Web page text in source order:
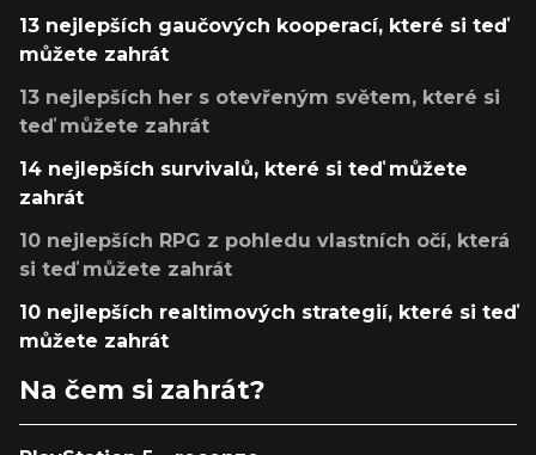
13 nejlepších gaučových kooperací, které si teď
můžete zahrát
13 nejlepších her s otevřeným světem, které si
teď můžete zahrát
14 nejlepších survivalů, které si teď můžete
zahrát
10 nejlepších RPG z pohledu vlastních očí, která
si teď můžete zahrát
10 nejlepších realtimových strategií, které si teď
můžete zahrát
Na čem si zahrát?